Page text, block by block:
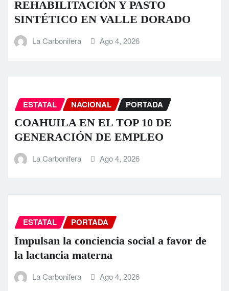
REHABILITACIÓN Y PASTO
SINTÉTICO EN VALLE DORADO
La Carbonifera Ago 4, 2026
ESTATAL NACIONAL PORTADA
COAHUILA EN EL TOP 10 DE
GENERACIÓN DE EMPLEO
La Carbonifera Ago 4, 2026
ESTATAL PORTADA
Impulsan la conciencia social a favor de
la lactancia materna
La Carbonifera Ago 4, 2026